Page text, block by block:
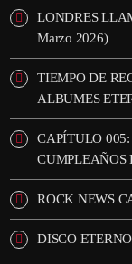
LONDRES
Marzo 2026)
TIEMPO DE
ALBUMES
CAPÍTULO 005:
CUMPLEAÑOS
ROCK NEWS
DISCO